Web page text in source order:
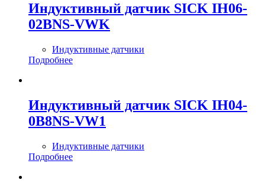
Индуктивный датчик SICK IH06-
02BNS-VWK
Индуктивные датчики
Подробнее
Индуктивный датчик SICK IH04-
0B8NS-VW1
Индуктивные датчики
Подробнее